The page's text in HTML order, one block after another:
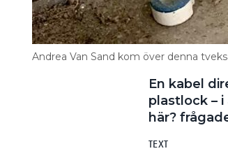
Andrea Van Sand kom över denna
En kabel
plastlock –
här?
TEXT